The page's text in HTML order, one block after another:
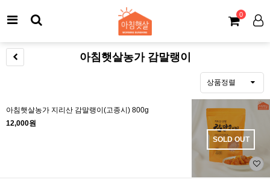
0
아침햇살농가 감말랭이
상품정렬
아침햇살농가 지리산 감말랭이(고종시) 800g
12,000원
SOLD OUT